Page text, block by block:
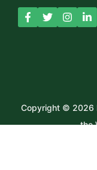
Copyright © 2026
the